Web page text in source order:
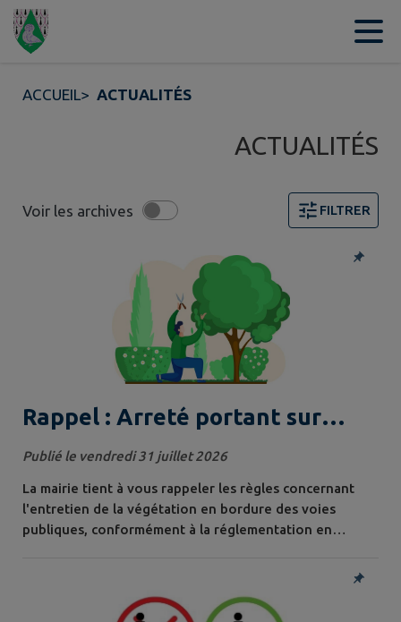
Contenu
ACCUEIL> ACTUALITÉS
ACTUALITÉS
Voir les archives FILTRER
Rappel : Arreté portant sur
l'élagage ou l'abattage d'arbres
Publié le vendredi 31 juillet 2026
La mairie tient à vous rappeler les règles concernant
l'entretien de la végétation en bordure des voies
publiques, conformément à la réglementation en
veiller à ce que leurs arbres, arbustes, haies, branches
pour la sécurité de tous. Vous trouverez ci-joint l'arrêté